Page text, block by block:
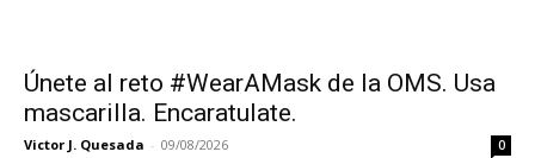
Únete al reto #WearAMask de la OMS. Usa
mascarilla. Encaratulate.
Victor J. Quesada - 09/08/2026 0